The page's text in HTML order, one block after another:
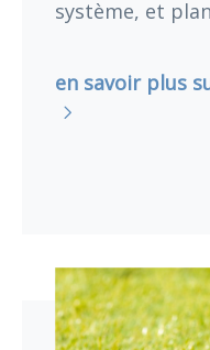
système, et
en savoir plus